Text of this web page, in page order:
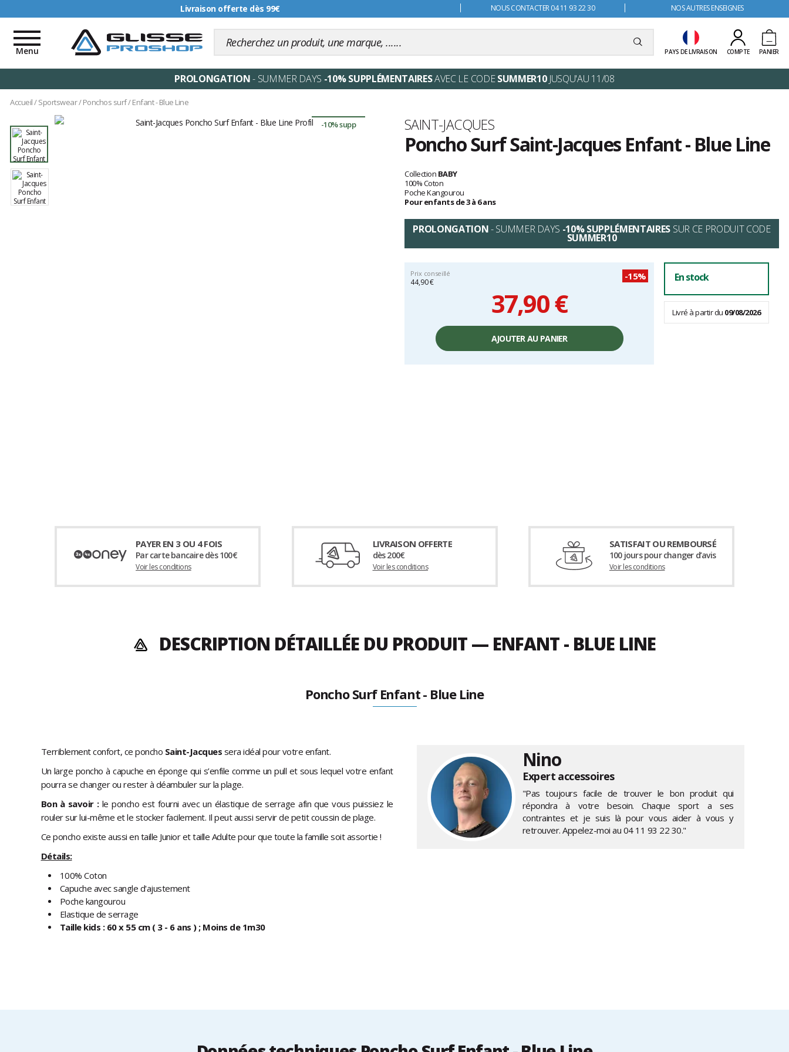
Livraison offerte dès 99€ NOUS CONTACTER 04 11 93 22 30 NOS AUTRES ENSEIGNES
PAYS DE LIVRAISON COMPTE PANIER
Toggle
navigation
Menu
PROLONGATION- SUMMER DAYS -10% SUPPLÉMENTAIRESAVEC LE CODESUMMER10JUSQU'AU 11/08
Accueil/Sportswear/Ponchos surf/Enfant - Blue Line
-10% supp Marque
SAINT-JACQUES
Poncho Surf Saint-Jacques Enfant - Blue Line
avis
clients
Collection BABY
100% Coton
Poche Kangourou
Pour enfants de 3 à 6 ans
PROLONGATION- SUMMER DAYS -10% SUPPLÉMENTAIRES SUR CE PRODUIT CODE
SUMMER10
Prix conseillé
44,90 €
-15%
37,90 €
AJOUTER AU PANIER
En stock
Livré à partir du 09/08/2026
PAYER EN 3 OU 4 FOIS
Par carte bancaire dès 100€
Voir les conditions
LIVRAISON OFFERTE
dès 200€
Voir les conditions
SATISFAIT OU REMBOURSÉ
100 jours pour changer d’avis
Voir les conditions
DESCRIPTION DÉTAILLÉE DU PRODUIT — ENFANT - BLUE LINE
Poncho Surf Enfant - Blue Line
Terriblement confort, ce poncho Saint-Jacques sera idéal pour votre enfant.
Un large poncho à capuche en éponge qui s’enfile comme un pull et sous lequel votre enfant
pourra se changer ou rester à déambuler sur la plage.
Bon à savoir : le poncho est fourni avec un élastique de serrage afin que vous puissiez le
rouler sur lui-même et le stocker facilement. Il peut aussi servir de petit coussin de plage.
Ce poncho existe aussi en taille Junior et taille Adulte pour que toute la famille soit assortie !
Détails:
100% Coton
Capuche avec sangle d'ajustement
Poche kangourou
Elastique de serrage
Taille kids : 60 x 55 cm ( 3 - 6 ans ) ; Moins de 1m30
Nino
Expert accessoires
"Pas toujours facile de trouver le bon produit qui
répondra à votre besoin. Chaque sport a ses
contraintes et je suis là pour vous aider à vous y
retrouver. Appelez-moi au 04 11 93 22 30."